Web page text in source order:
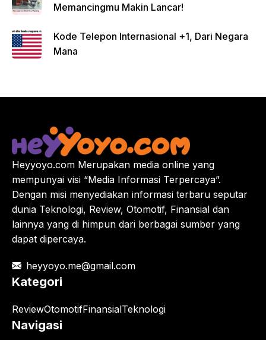
Memancingmu Makin Lancar!
Kode Telepon Internasional +1, Dari Negara
Mana
Heyyoyo.com Merupakan media online yang
mempunyai visi “Media Informasi Terpercaya”.
Dengan misi menyediakan informasi terbaru seputar
dunia Teknologi, Review, Otomotif, Finansial dan
lainnya yang di himpun dari berbagai sumber yang
dapat dipercaya.
heyyoyo.me@gmail.com
Kategori
ReviewOtomotifFinansialTeknologi
Navigasi